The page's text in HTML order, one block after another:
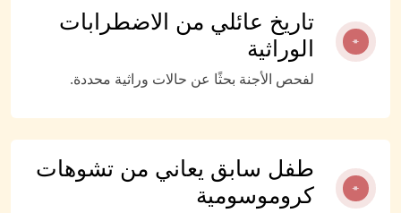
تاريخ عائلي من الاضطرابات
الوراثية
لفحص الأجنة بحثًا عن حالات وراثية محددة.
طفل سابق يعاني من تشوهات
كروموسومية